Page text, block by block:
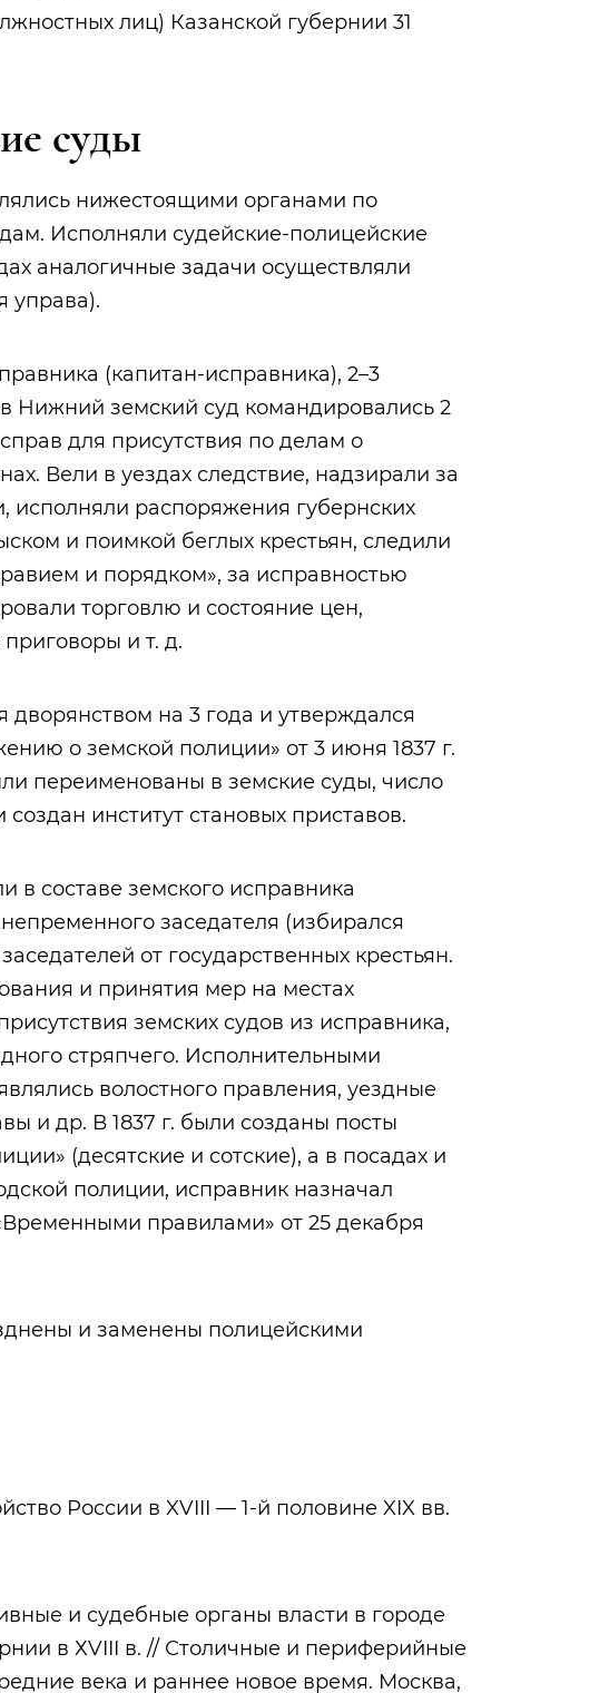
лиц) Казанской губернии 31
суды
нижестоящими органами по
Исполняли судейские-полицейские
аналогичные задачи осуществляли
управа).
(капитан-исправника), 2–3
в Нижний земский суд командировались 2
для присутствия по делам о
Вели в уездах следствие, надзирали за
исполняли распоряжения губернских
и поимкой беглых крестьян, следили
и порядком», за исправностью
торговлю и состояние цен,
и т. д.
дворянством на 3 года и утверждался
о земской полиции» от 3 июня 1837 г.
переименованы в земские суды, число
институт становых приставов.
в составе земского исправника
заседателя (избирался
от государственных крестьян.
и принятия мер на местах
земских судов из исправника,
стряпчего. Исполнительными
волостного правления, уездные
и др. В 1837 г. были созданы посты
(десятские и сотские), а в посадах и
полиции, исправник назначал
правилами» от 25 декабря
и заменены полицейскими
России в XVIII — 1-й половине XIX вв.
и судебные органы власти в городе
в ХVIII в. // Столичные и периферийные
века и раннее новое время. Москва,